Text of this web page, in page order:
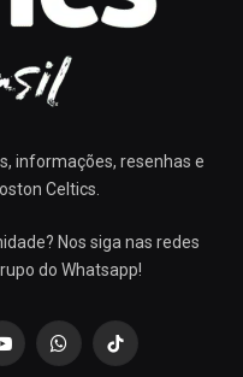
informações, resenhas e
Celtics.
Nos siga nas redes
do Whatsapp!
YouTubeWhatsAppTikTok